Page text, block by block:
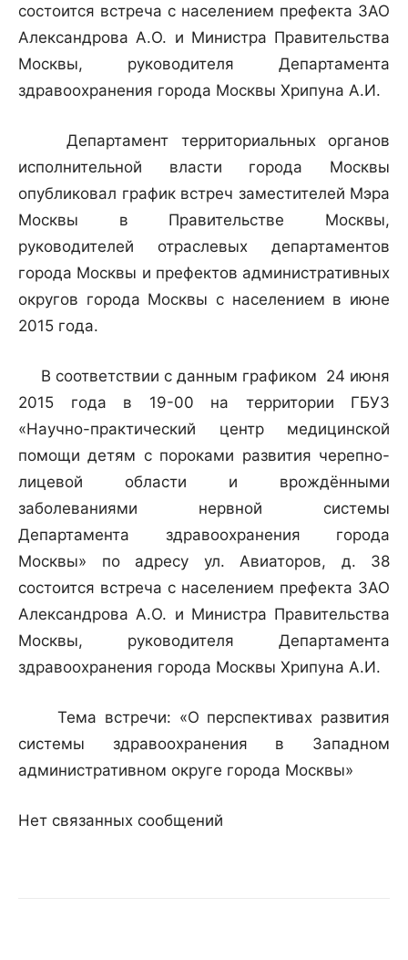
состоится встреча с населением префекта ЗАО
Александрова А.О. и Министра Правительства
Москвы, руководителя Департамента
здравоохранения города Москвы Хрипуна А.И.
Департамент территориальных органов
исполнительной власти города Москвы
опубликовал график встреч заместителей Мэра
Москвы в Правительстве Москвы,
руководителей отраслевых департаментов
города Москвы и префектов административных
округов города Москвы с населением в июне
2015 года.
В соответствии с данным графиком 24 июня
2015 года в 19-00 на территории ГБУЗ
«Научно-практический центр медицинской
помощи детям с пороками развития черепно-
лицевой области и врождёнными
заболеваниями нервной системы
Департамента здравоохранения города
Москвы» по адресу ул. Авиаторов, д. 38
состоится встреча с населением префекта ЗАО
Александрова А.О. и Министра Правительства
Москвы, руководителя Департамента
здравоохранения города Москвы Хрипуна А.И.
Тема встречи: «О перспективах развития
системы здравоохранения в Западном
административном округе города Москвы»
Нет связанных сообщений